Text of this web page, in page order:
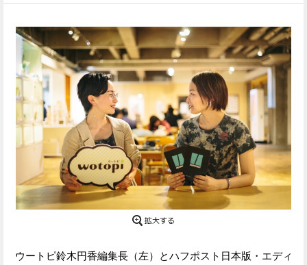
ー
ト
ピ
健康 ワークスタイル
ライフスタイル ファッション
ソーシャル SDGs
アイテム
検
索
ウートピとは？
ウートピ鈴木円香編集長（左）とハフポスト日本版・エディ